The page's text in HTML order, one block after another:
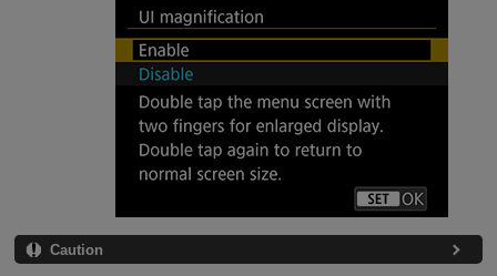
Caution